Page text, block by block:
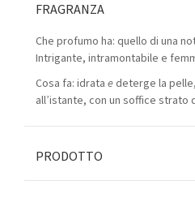
FRAGRANZA
Che profumo ha: quello di una
Intrigante, intramontabile e
Cosa fa: idrata edeterge la
all’istante, con un soffice strato
PRODOTTO